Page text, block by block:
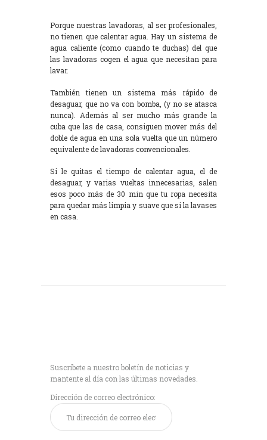
Porque nuestras lavadoras, al ser profesionales,
no tienen que calentar agua. Hay un sistema de
agua caliente (como cuando te duchas) del que
las lavadoras cogen el agua que necesitan para
lavar.
También tienen un sistema más rápido de
desaguar, que no va con bomba, (y no se atasca
nunca). Además al ser mucho más grande la
cuba que las de casa, consiguen mover más del
doble de agua en una sola vuelta que un número
equivalente de lavadoras convencionales.
Si le quitas el tiempo de calentar agua, el de
desaguar, y varias vueltas innecesarias, salen
esos poco más de 30 min que tu ropa necesita
para quedar más limpia y suave que si la lavases
en casa.
Suscríbete a nuestro boletín de noticias y
mantente al día con las últimas novedades.
Dirección de correo electrónico: